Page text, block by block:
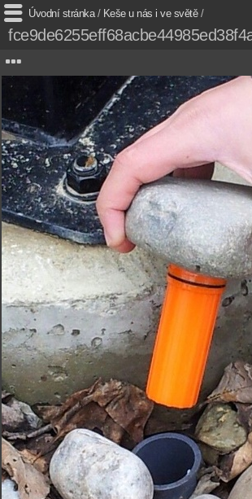
Úvodní stránka/ Keše u nás i ve světě/